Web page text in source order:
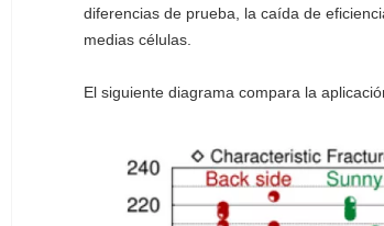
diferencias de prueba, la caída de
medias células.
El siguiente diagrama compara la